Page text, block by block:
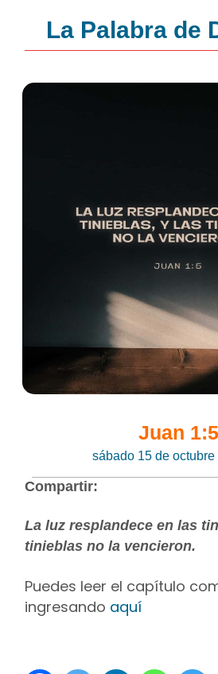
La Palabra de
Juan 1:5
sábado 15 de octubre
Compartir:
La luz resplandece en las
tinieblas no la vencieron.
Puedes leer el capítulo
ingresando aquí